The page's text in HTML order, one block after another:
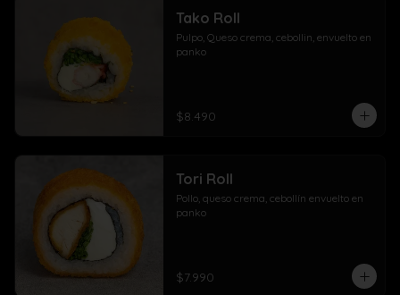
Tako Roll
Pulpo, Queso crema, cebollin, envuelto en
panko
$8.490
Tori Roll
Pollo, queso crema, cebollín envuelto en
panko
$7.990